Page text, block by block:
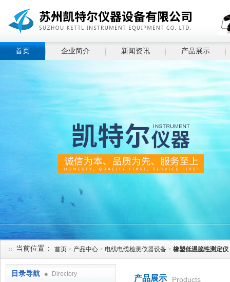
首页 企业简介 新闻资讯 产品展示
当前位置： 首页 > 产品中心 > 电线电缆检测仪器设备 > 橡塑低温脆性测定仪
目录导航 Directory 产品展示 Products